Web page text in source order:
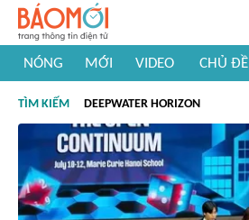
NÓNG MỚI VIDEO CHỦ ĐỀ
#Khám phá thế giới
TÌM KIẾM DEEPWATER HORIZON